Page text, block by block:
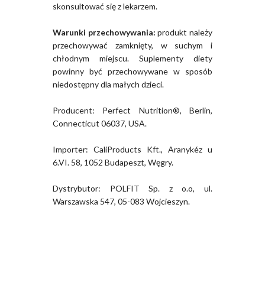
skonsultować się z lekarzem.
Warunki przechowywania: produkt należy
przechowywać zamknięty, w suchym i
chłodnym miejscu. Suplementy diety
powinny być przechowywane w sposób
niedostępny dla małych dzieci.
Producent: Perfect Nutrition®, Berlin,
Connecticut 06037, USA.
Importer: CaliProducts Kft., Aranykéz u
6.VI. 58, 1052 Budapeszt, Węgry.
Dystrybutor: POLFIT Sp. z o.o, ul.
Warszawska 547, 05-083 Wojcieszyn.